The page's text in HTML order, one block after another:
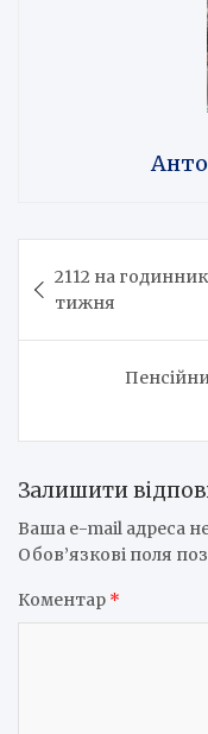
записів
2112 на
тижня
Залишити
Ваша e-mail адреса
Обов’язкові поля
Коментар *